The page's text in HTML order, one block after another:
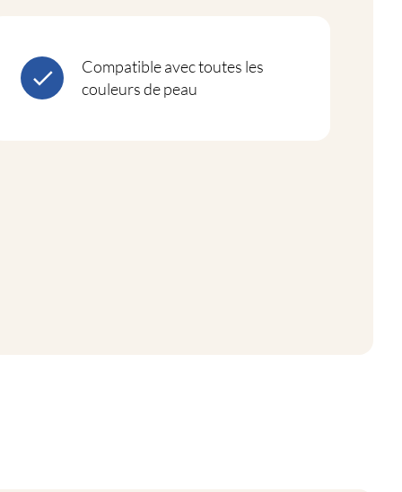
Compatible avec toutes les
couleurs de peau